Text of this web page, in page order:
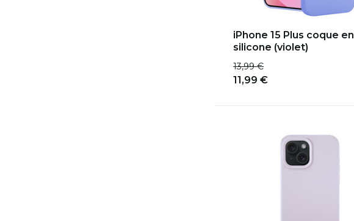
iPhone 15 Plus coque en
silicone (violet)
13,99 €
11,99 €